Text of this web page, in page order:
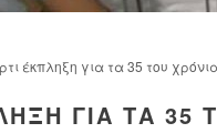
έκπληξη για τα 35 του χρόνια
ΓΙΑ ΤΑ 35